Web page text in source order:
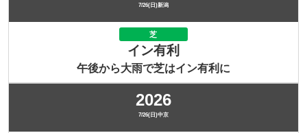
7/26(日)新潟
芝
イン有利
午後から大雨で芝はイン有利に
2026
7/26(日)中京